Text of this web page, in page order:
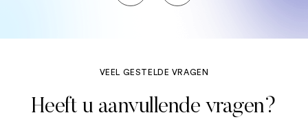
VEEL GESTELDE VRAGEN
Heeft u aanvullende vragen?